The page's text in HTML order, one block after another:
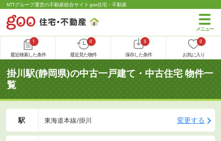
NTTグループ運営の不動産総合サイト goo住宅・不動産
1
最近検索した条件
0
最近見た物件
0
保存した条件
0
お気に入り
掛川駅(静岡県)の中古一戸建て・中古住宅 物件一
覧
駅 東海道本線/掛川 変更する